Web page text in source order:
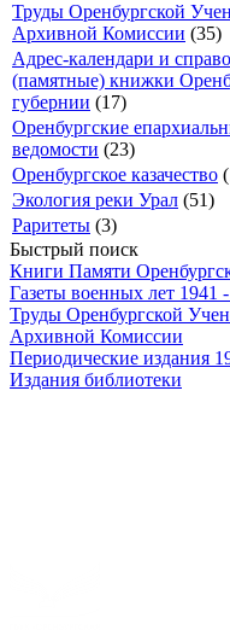
Труды Оренбургской
Архивной Комиссии (35)
Адрес-календари и
(памятные) книжки
губернии (17)
Оренбургские
ведомости (23)
Оренбургское казачество
Экология реки Урал (51)
Раритеты (3)
Быстрый поиск
Книги Памяти
Газеты военных лет 1941
Труды Оренбургской
Архивной Комиссии
Периодические издания
Издания библиотеки